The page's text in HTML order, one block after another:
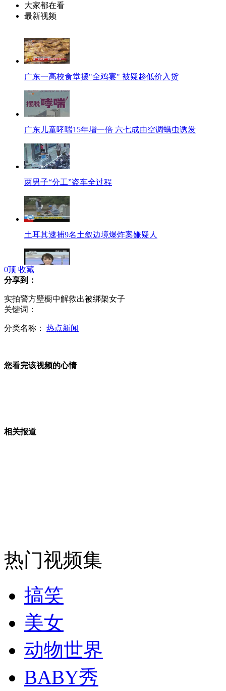
大家都在看
最新视频
广东一高校食堂摆"全鸡宴" 被疑趁低价入货
广东儿童哮喘15年增一倍 六七成由空调螨虫诱发
两男子“分工”盗车全过程
土耳其逮捕9名土叙边境爆炸案嫌疑人
自民党高层妄称停止参拜靖国神社日本就完了
警察勇擒持刀歹徒 现场火爆激烈
山西运城恶犬咬伤多人 警民合力深夜将其击毙
无痛分娩是否安全 医生回应
0顶 收藏
分享到：
实拍警方壁橱中解救出被绑架女子
关键词：
分类名称： 热点新闻
您看完该视频的心情
相关报道
热门视频集
搞笑
美女
动物世界
BABY秀